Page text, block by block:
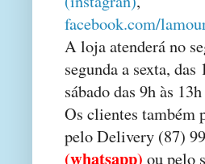
facebook.com/
A loja atenderá no
segunda a sexta, das
sábado das 9h às 13h
Os clientes também
pelo Delivery (87)
(whatsapp) ou pelo